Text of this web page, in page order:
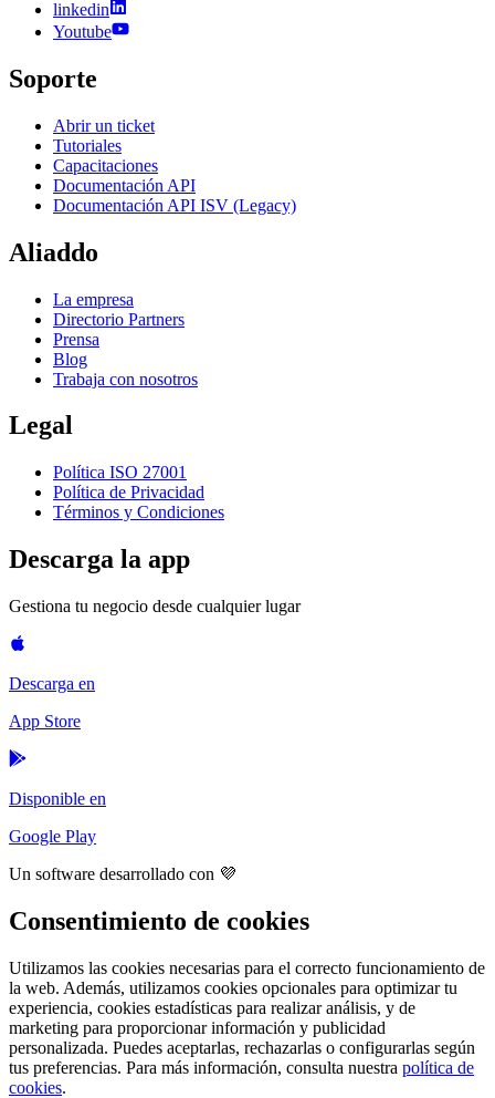
linkedin
Youtube
Soporte
Abrir un ticket
Tutoriales
Capacitaciones
Documentación API
Documentación API ISV (Legacy)
Aliaddo
La empresa
Directorio Partners
Prensa
Blog
Trabaja con nosotros
Legal
Política ISO 27001
Política de Privacidad
Términos y Condiciones
Descarga la app
Gestiona tu negocio desde cualquier lugar
Descarga en
App Store
Disponible en
Google Play
Un software desarrollado con 💜
Consentimiento de cookies
Utilizamos las cookies necesarias para el correcto funcionamiento de
la web. Además, utilizamos cookies opcionales para optimizar tu
experiencia, cookies estadísticas para realizar análisis, y de
marketing para proporcionar información y publicidad
personalizada. Puedes aceptarlas, rechazarlas o configurarlas según
tus preferencias. Para más información, consulta nuestra política de
cookies.